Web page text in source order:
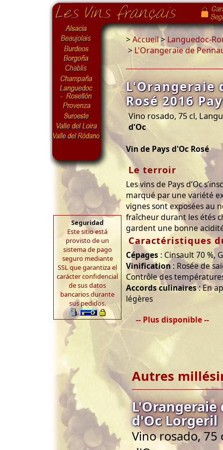
Seguridad
Este sitio está
provisto de un
sistema de pago
seguro mediante
SSL que garantiza el
carácter confidencial
de sus datos
bancarios durante
sus pedidos.
>Accueil>Languedoc-
> L'Orangeraie de
L'Orangeraie
Rosé 2016
Vino rosado, 75 cl,
d'Oc
Vin de Pays d'Oc Rosé
Le terroir
Les vins de Pays d’Oc
marqué par une variété
vignes sont exposées au
fraîcheur durant les étés
gardent une bonne
Caractéristiques
Cépages : Cinsault 70 %,
Vinification : Rosée de
Contrôle des
Accords culinaires: En
légères
-- Plus disponible --
Autres
L'Orangeraie
d'Oc Lorgeril
Vino rosado, 75